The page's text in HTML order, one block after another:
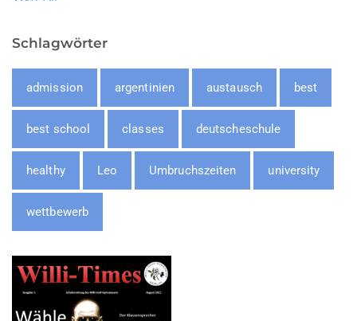
Schlagwörter
admission argentinien austausch best
best school classes deutscheschule
healthy Leo Umbruchszeiten university
wettbewerb